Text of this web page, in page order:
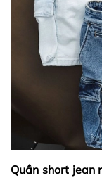
Quần short jean